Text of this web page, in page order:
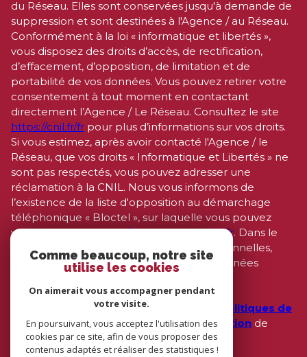
vous inscrire ici : https://www.bloctel.gouv.fr. Dans le
cadre de la protection des Données personnelles,
nous vous invitons à ne pas inscrire de Données
sensibles dans le champ de saisie libre.
Ce site est protégé par reCAPTCHA, lesPolitiques de
Confidentialité et es Conditions d'utilisation
Google s'appliquent.
Comme beaucoup, notre site
utilise les cookies
On aimerait vous accompagner pendant
votre visite.
En poursuivant, vous acceptez l'utilisation des
cookies par ce site, afin de vous proposer des
contenus adaptés et réaliser des statistiques !